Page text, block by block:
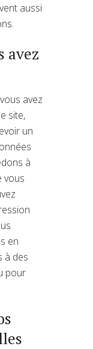
aussi
avez
avez
site,
un
à
vous
en
à des
pour